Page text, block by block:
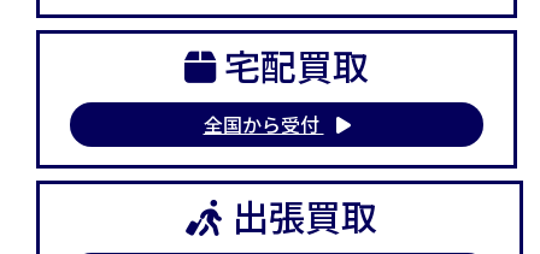
宅配買取
全国から受付
出張買取